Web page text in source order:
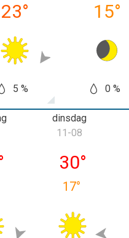
23°
5 %
15°
0 %
10-08
dinsdag
dinsdag 11-08
11-08
30°
17°